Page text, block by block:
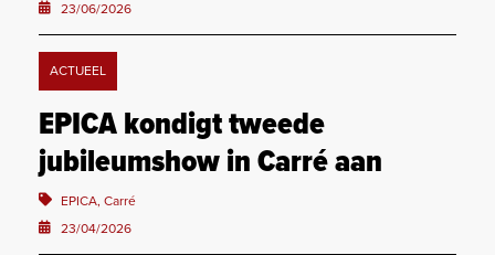
23/06/2026
ACTUEEL
EPICA kondigt tweede
jubileumshow in Carré aan
EPICA, Carré
23/04/2026